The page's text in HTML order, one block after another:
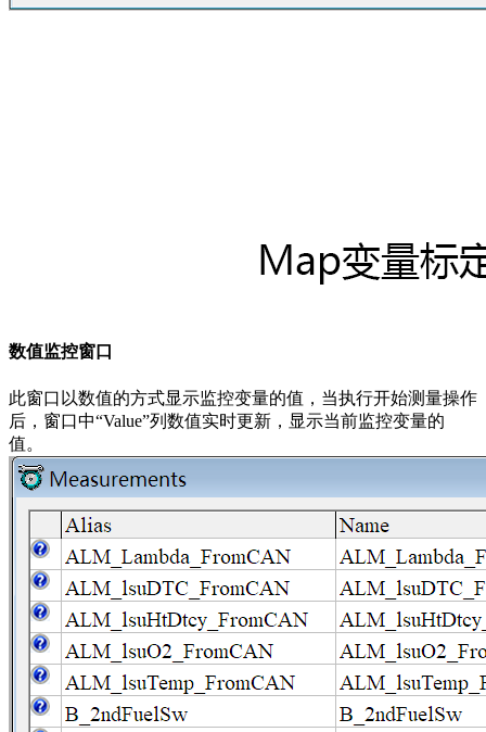
数值监控窗口
此窗口以数值的方式显示监控变量的值，当执行开始测量操作
后，窗口中“Value”列数值实时更新，显示当前监控变量的
值。